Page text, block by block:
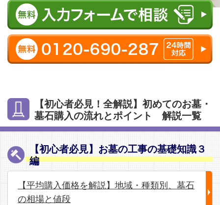
【初心者必見！全解説】初めてのお墓・
墓石購入の流れとポイント 解説一覧
【初心者必見】お墓の工事の基礎知識３
編
【平均購入価格を解説】地域・種類別、墓石
の相場と値段